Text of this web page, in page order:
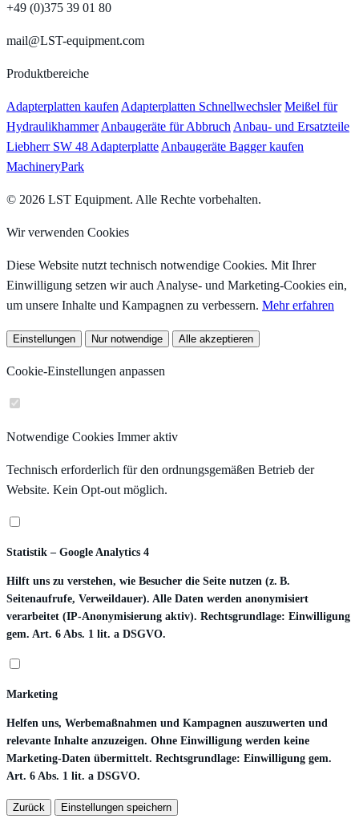
+49 (0)375 39 01 80
mail@LST-equipment.com
Produktbereiche
Adapterplatten kaufenAdapterplatten Schnellwechsler Meißel für
HydraulikhammerAnbaugeräte für AbbruchAnbau- und Ersatzteile
Liebherr SW 48 AdapterplatteAnbaugeräte Bagger kaufen
MachineryPark
© 2026 LST Equipment. Alle Rechte vorbehalten.
Wir verwenden Cookies
Diese Website nutzt technisch notwendige Cookies. Mit Ihrer
Einwilligung setzen wir auch Analyse- und Marketing-Cookies ein,
um unsere Inhalte und Kampagnen zu verbessern. Mehr erfahren
Einstellungen Nur notwendige Alle akzeptieren
Cookie-Einstellungen anpassen
Notwendige Cookies Immer aktiv
Technisch erforderlich für den ordnungsgemäßen Betrieb der
Website. Kein Opt-out möglich.
Statistik – Google Analytics 4
Hilft uns zu verstehen, wie Besucher die Seite nutzen (z. B.
Seitenaufrufe, Verweildauer). Alle Daten werden anonymisiert
verarbeitet (IP-Anonymisierung aktiv). Rechtsgrundlage: Einwilligung
gem. Art. 6 Abs. 1 lit. a DSGVO.
Marketing
Helfen uns, Werbemaßnahmen und Kampagnen auszuwerten und
relevante Inhalte anzuzeigen. Ohne Einwilligung werden keine
Marketing-Daten übermittelt. Rechtsgrundlage: Einwilligung gem.
Art. 6 Abs. 1 lit. a DSGVO.
Zurück Einstellungen speichern